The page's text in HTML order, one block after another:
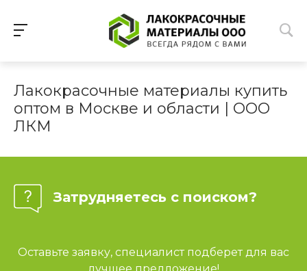
Лакокрасочные материалы купить
оптом в Москве и области | ООО
ЛКМ
Затрудняетесь с поиском?
Оставьте заявку, специалист подберет для вас